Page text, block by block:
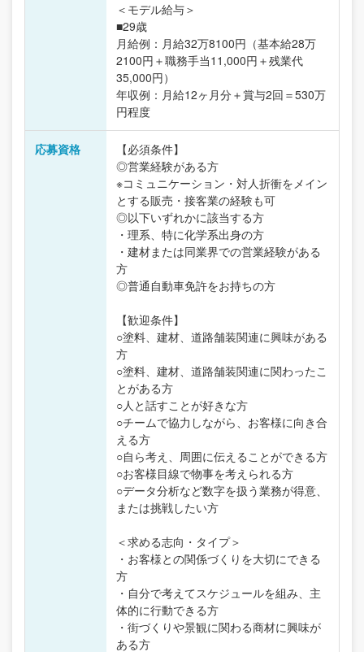
＜モデル給与＞
■29歳
月給例：月給32万8100円（基本給28万
2100円＋職務手当11,000円＋残業代
35,000円）
年収例：月給12ヶ月分＋賞与2回＝530万
円程度
応募資格
【必須条件】
◎営業経験がある方
※コミュニケーション・対人折衝をメイン
とする販売・接客業の経験も可
◎以下いずれかに該当する方
・理系、特に化学系出身の方
・建材または同業界での営業経験がある
方
◎普通自動車免許をお持ちの方
【歓迎条件】
○塗料、建材、道路舗装関連に興味がある
方
○塗料、建材、道路舗装関連に関わったこ
とがある方
○人と話すことが好きな方
○チームで協力しながら、お客様に向き合
える方
○自ら考え、周囲に伝えることができる方
○お客様目線で物事を考えられる方
○データ分析など数字を扱う業務が得意、
または挑戦したい方
＜求める志向・タイプ＞
・お客様との関係づくりを大切にできる
方
・自分で考えてスケジュールを組み、主
体的に行動できる方
・街づくりや景観に関わる商材に興味が
ある方